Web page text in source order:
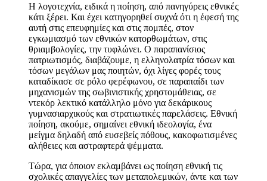
Η λογοτεχνία, ειδικά η ποίηση, από πανηγύρεις εθνικές
κάτι ξέρει. Και έχει κατηγορηθεί συχνά ότι η έφεσή της
αυτή στις επευφημίες και στις πομπές, στον
εγκωμιασμό των εθνικών κατορθωμάτων, στις
θριαμβολογίες, την τυφλώνει. Ο παραπανίσιος
πατριωτισμός, διαβάζουμε, η ελληνολατρία τόσων και
τόσων μεγάλων μας ποιητών, όχι λίγες φορές τους
καταδίκασε σε ρόλο φερέφωνου, σε παραπαίδι των
μηχανισμών της σωβινιστικής χρηστομάθειας, σε
ντεκόρ λεκτικό κατάλληλο μόνο για δεκάρικους
γυμνασιαρχικούς και στρατιωτικές παρελάσεις. Εθνική
ποίηση, ακούμε, σημαίνει εθνική ιδεολογία, ένα
μείγμα δηλαδή από ευσεβείς πόθους, κακοφωτισμένες
αλήθειες και αστραφτερά ψέμματα.
Τώρα, για όποιον εκλαμβάνει ως ποίηση εθνική τις
σχολικές απαγγελίες των μεταπολεμικών, άντε και των